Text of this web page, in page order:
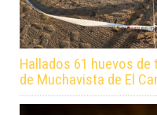
Hallados 61 huevos
de Muchavista de El